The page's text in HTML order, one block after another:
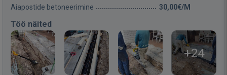
Aiapostide betoneerimine 30,00€/M
Töö näited
+24